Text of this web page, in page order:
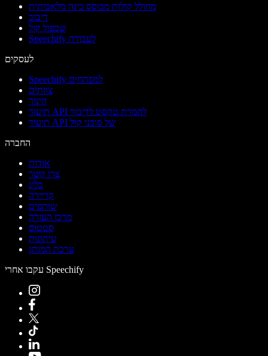
מחולל קולות מבוסס בינה מלאכותית
דיבוב
שכפול קול
Speechify לעבודה
לעסקים
Speechify למפתחים
צוותים
חינוך
תיעוד API להמרת טקסט לדיבור
תיעוד API של סוכני קול
החברה
אודות
צרו קשר
בלוג
קריירה
שותפים
מרכז העזרה
סטטוס
עיתונות
ערכת המותג
עקבו אחרי Speechify